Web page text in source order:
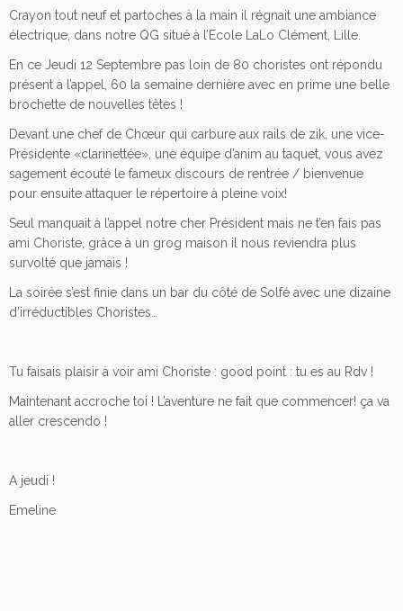
Crayon tout neuf et partoches à la main il régnait une ambiance
électrique, dans notre QG situé à l’Ecole LaLo Clément, Lille.
En ce Jeudi 12 Septembre pas loin de 80 choristes ont répondu
présent à l’appel, 60 la semaine dernière avec en prime une belle
brochette de nouvelles têtes !
Devant une chef de Chœur qui carbure aux rails de zik, une vice-
Présidente «clarinettée», une équipe d’anim au taquet, vous avez
sagement écouté le fameux discours de rentrée / bienvenue
pour ensuite attaquer le répertoire à pleine voix!
Seul manquait à l’appel notre cher Président mais ne t’en fais pas
ami Choriste, grâce à un grog maison il nous reviendra plus
survolté que jamais !
La soirée s’est finie dans un bar du côté de Solfé avec une dizaine
d’irréductibles Choristes…
Tu faisais plaisir à voir ami Choriste : good point : tu es au Rdv !
Maintenant accroche toi ! L’aventure ne fait que commencer! ça va
aller crescendo !
A jeudi !
Emeline